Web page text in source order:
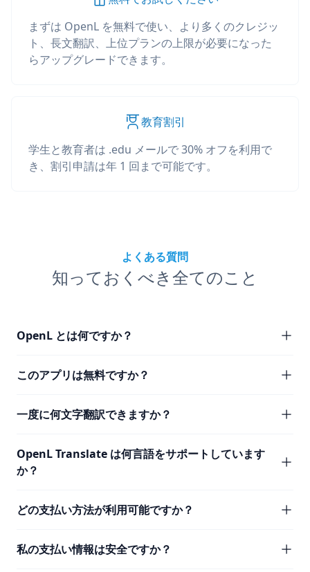
まずは OpenL を無料で使い、より多くのクレジッ
ト、長文翻訳、上位プランの上限が必要になった
らアップグレードできます。
教育割引
学生と教育者は .edu メールで 30% オフを利用で
き、割引申請は年 1 回まで可能です。
よくある質問
知っておくべき全てのこと
OpenL とは何ですか？
このアプリは無料ですか？
一度に何文字翻訳できますか？
OpenL Translate は何言語をサポートしています
か？
どの支払い方法が利用可能ですか？
私の支払い情報は安全ですか？